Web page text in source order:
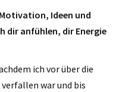
Ideen und
dir anfühlen, dir Energie
ich vor über die
war und bis